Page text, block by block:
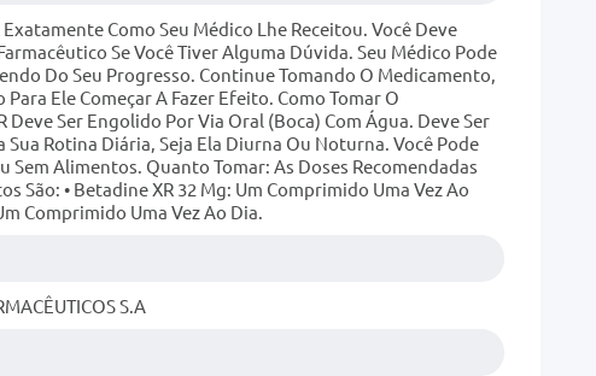
Como Seu Médico Lhe Receitou. Você Deve
Se Você Tiver Alguma Dúvida. Seu Médico Pode
Do Seu Progresso. Continue Tomando O Medicamento,
Para Ele Começar A Fazer Efeito. Como Tomar O
Deve Ser Engolido Por Via Oral (boca) Com Água. Deve Ser
Sua Rotina Diária, Seja Ela Diurna Ou Noturna. Você Pode
Sem Alimentos. Quanto Tomar: As Doses Recomendadas
São: • Betadine XR 32 Mg: Um Comprimido Uma Vez Ao
Comprimido Uma Vez Ao Dia.
S.A